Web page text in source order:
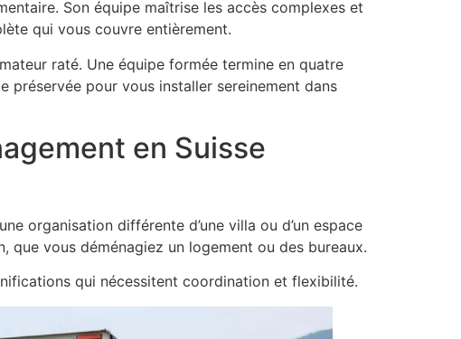
Son équipe maîtrise les accès complexes et
qui vous couvre entièrement.
raté. Une équipe formée termine en quatre
préservée pour vous installer sereinement dans
en Suisse
organisation différente d’une villa ou d’un espace
vous déménagiez un logement ou des bureaux.
qui nécessitent coordination et flexibilité.